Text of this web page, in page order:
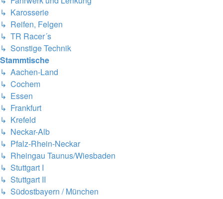
↳ Karosserie
↳ Reifen, Felgen
↳ TR Racer´s
↳ Sonstige Technik
Stammtische
↳ Aachen-Land
↳ Cochem
↳ Essen
↳ Frankfurt
↳ Krefeld
↳ Neckar-Alb
↳ Pfalz-Rhein-Neckar
↳ Rheingau Taunus/Wiesbaden
↳ Stuttgart I
↳ Stuttgart II
↳ Südostbayern / München